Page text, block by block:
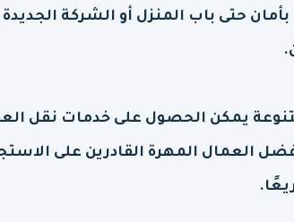
حتى باب المنزل أو الشركة
يمكن الحصول على خدمات نقل
العمال المهرة القادرين على